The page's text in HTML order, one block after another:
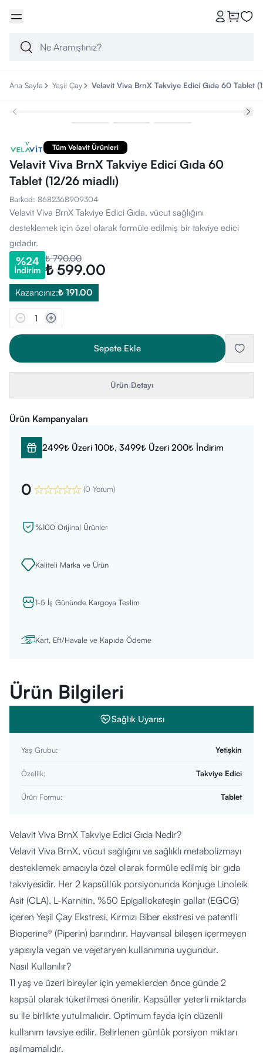
Ana Sayfa Yeşil Çay Velavit Viva BrnX Takviye Edici Gıda 60 Tablet
Tüm Velavit Ürünleri
Velavit Viva BrnX Takviye Edici Gıda 60
Tablet (12/26 miadlı)
Barkod: 8682368909304
Velavit Viva BrnX Takviye Edici Gıda, vücut sağlığını
desteklemek için özel olarak formüle edilmiş bir takviye edici
gıdadır.
%24
İndirim
₺ 790.00
₺ 599.00
Kazancınız:₺ 191.00
1
Sepete Ekle
Ürün Detayı
Ürün Kampanyaları
2499₺ Üzeri 100₺, 3499₺ Üzeri 200₺ İndirim
0 (0 Yorum)
%100 Orijinal Ürünler
Kaliteli Marka ve Ürün
1-5 İş Gününde Kargoya Teslim
Kart, Eft/Havale ve Kapıda Ödeme
Ürün Bilgileri
Sağlık Uyarısı
Yaş Grubu: Yetişkin
Özellik: Takviye Edici
Ürün Formu: Tablet
Velavit Viva BrnX Takviye Edici Gıda Nedir?
Velavit Viva BrnX, vücut sağlığını ve sağlıklı metabolizmayı
desteklemek amacıyla özel olarak formüle edilmiş bir gıda
takviyesidir. Her 2 kapsüllük porsiyonunda Konjuge Linoleik
Asit (CLA), L-Karnitin, %50 Epigallokateşin gallat (EGCG)
içeren Yeşil Çay Ekstresi, Kırmızı Biber ekstresi ve patentli
Bioperine® (Piperin) barındırır. Hayvansal bileşen içermeyen
yapısıyla vegan ve vejetaryen kullanımına uygundur.
Nasıl Kullanılır?
11 yaş ve üzeri bireyler için yemeklerden önce günde 2
kapsül olarak tüketilmesi önerilir. Kapsüller yeterli miktarda
su ile birlikte yutulmalıdır. Optimum fayda için düzenli
kullanım tavsiye edilir. Belirlenen günlük porsiyon miktarı
aşılmamalıdır.